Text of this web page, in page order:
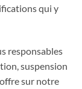
qui y
responsables
suspension
sur notre